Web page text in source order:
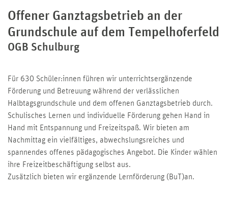
Offener Ganztagsbetrieb an der
Grundschule auf dem Tempelhoferfeld
OGB Schulburg
Für 630 Schüler:innen führen wir unterrichtsergänzende
Förderung und Betreuung während der verlässlichen
Halbtagsgrundschule und dem offenen Ganztagsbetrieb durch.
Schulisches Lernen und individuelle Förderung gehen Hand in
Hand mit Entspannung und Freizeitspaß. Wir bieten am
Nachmittag ein vielfältiges, abwechslungsreiches und
spannendes offenes pädagogisches Angebot. Die Kinder wählen
ihre Freizeitbeschäftigung selbst aus.
Zusätzlich bieten wir ergänzende Lernförderung (BuT)an.